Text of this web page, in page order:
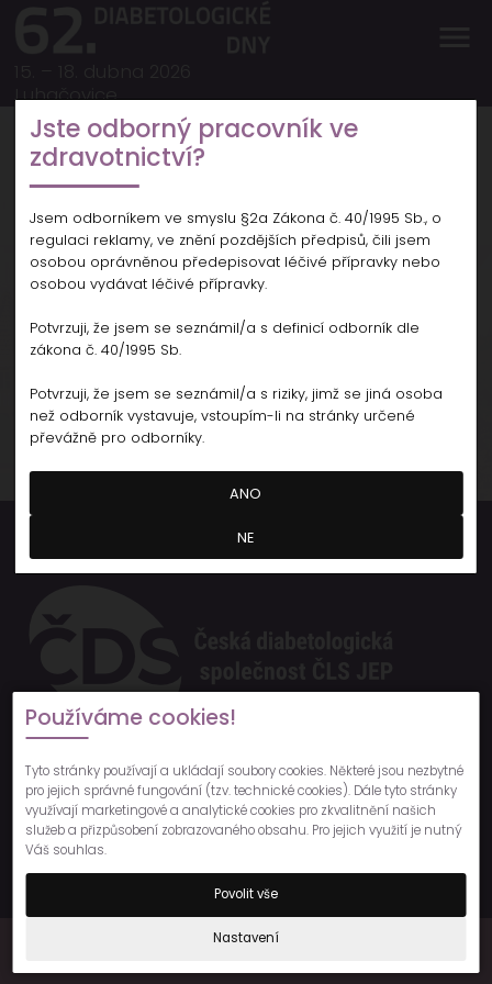
Jste odborný pracovník ve
zdravotnictví?
Jsem odborníkem ve smyslu §2a Zákona č. 40/1995 Sb., o
regulaci reklamy, ve znění pozdějších předpisů, čili jsem
osobou oprávněnou předepisovat léčivé přípravky nebo
osobou vydávat léčivé přípravky.
Potvrzuji, že jsem se seznámil/a s definicí odborník dle
zákona č. 40/1995 Sb.
Potvrzuji, že jsem se seznámil/a s riziky, jimž se jiná osoba
než odborník vystavuje, vstoupím-li na stránky určené
převážně pro odborníky.
ANO
NE
Luhačovice
15. – 18. dubna 2026, Luhačovice
Související akce
Copyright © 2023 GALÉN - SYMPOSION s.r.o., All Rights Reserved
Používáme cookies!
Tyto stránky používají a ukládají soubory cookies. Některé jsou nezbytné
pro jejich správné fungování (tzv. technické cookies). Dále tyto stránky
využívají marketingové a analytické cookies pro zkvalitnění našich
služeb a přizpůsobení zobrazovaného obsahu. Pro jejich využití je nutný
Váš souhlas.
Povolit vše
Nastavení